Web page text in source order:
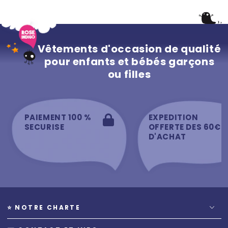
Vêtements d'occasion de qualité
pour enfants et bébés garçons
ou filles
PAIEMENT 100 %
SECURISE
EXPEDITION
OFFERTE DES 60€
D'ACHAT
⭐️ NOTRE CHARTE